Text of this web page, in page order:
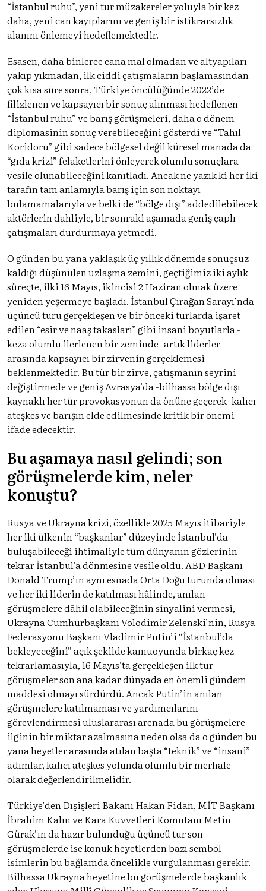
“İstanbul ruhu”, yeni tur müzakereler yoluyla bir kez
daha, yeni can kayıplarını ve geniş bir istikrarsızlık
alanını önlemeyi hedeflemektedir.
Esasen, daha binlerce cana mal olmadan ve altyapıları
yakıp yıkmadan, ilk ciddi çatışmaların başlamasından
çok kısa süre sonra, Türkiye öncülüğünde 2022’de
filizlenen ve kapsayıcı bir sonuç alınması hedeflenen
“İstanbul ruhu” ve barış görüşmeleri, daha o dönem
diplomasinin sonuç verebileceğini gösterdi ve “Tahıl
Koridoru” gibi sadece bölgesel değil küresel manada da
“gıda krizi” felaketlerini önleyerek olumlu sonuçlara
vesile olunabileceğini kanıtladı. Ancak ne yazık ki her iki
tarafın tam anlamıyla barış için son noktayı
bulamamalarıyla ve belki de “bölge dışı” addedilebilecek
aktörlerin dahliyle, bir sonraki aşamada geniş çaplı
çatışmaları durdurmaya yetmedi.
O günden bu yana yaklaşık üç yıllık dönemde sonuçsuz
kaldığı düşünülen uzlaşma zemini, geçtiğimiz iki aylık
süreçte, ilki 16 Mayıs, ikincisi 2 Haziran olmak üzere
yeniden yeşermeye başladı. İstanbul Çırağan Sarayı’nda
üçüncü turu gerçekleşen ve bir önceki turlarda işaret
edilen “esir ve naaş takasları” gibi insani boyutlarla -
keza olumlu ilerlenen bir zeminde- artık liderler
arasında kapsayıcı bir zirvenin gerçeklemesi
beklenmektedir. Bu tür bir zirve, çatışmanın seyrini
değiştirmede ve geniş Avrasya’da -bilhassa bölge dışı
kaynaklı her tür provokasyonun da önüne geçerek- kalıcı
ateşkes ve barışın elde edilmesinde kritik bir önemi
ifade edecektir.
Bu aşamaya nasıl gelindi; son
görüşmelerde kim, neler
konuştu?
Rusya ve Ukrayna krizi, özellikle 2025 Mayıs itibariyle
her iki ülkenin “başkanlar” düzeyinde İstanbul’da
buluşabileceği ihtimaliyle tüm dünyanın gözlerinin
tekrar İstanbul’a dönmesine vesile oldu. ABD Başkanı
Donald Trump’ın aynı esnada Orta Doğu turunda olması
ve her iki liderin de katılması hâlinde, anılan
görüşmelere dâhil olabileceğinin sinyalini vermesi,
Ukrayna Cumhurbaşkanı Volodimir Zelenski’nin, Rusya
Federasyonu Başkanı Vladimir Putin’i “İstanbul’da
bekleyeceğini” açık şekilde kamuoyunda birkaç kez
tekrarlamasıyla, 16 Mayıs’ta gerçekleşen ilk tur
görüşmeler son ana kadar dünyada en önemli gündem
maddesi olmayı sürdürdü. Ancak Putin’in anılan
görüşmelere katılmaması ve yardımcılarını
görevlendirmesi uluslararası arenada bu görüşmelere
ilginin bir miktar azalmasına neden olsa da o günden bu
yana heyetler arasında atılan başta “teknik” ve “insani”
adımlar, kalıcı ateşkes yolunda olumlu bir merhale
olarak değerlendirilmelidir.
Türkiye’den Dışişleri Bakanı Hakan Fidan, MİT Başkanı
İbrahim Kalın ve Kara Kuvvetleri Komutanı Metin
Gürak’ın da hazır bulunduğu üçüncü tur son
görüşmelerde ise konuk heyetlerden bazı sembol
isimlerin bu bağlamda öncelikle vurgulanması gerekir.
Bilhassa Ukrayna heyetine bu görüşmelerde başkanlık